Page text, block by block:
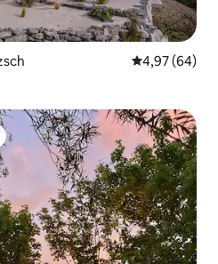
Évaluation
4,97 (64)